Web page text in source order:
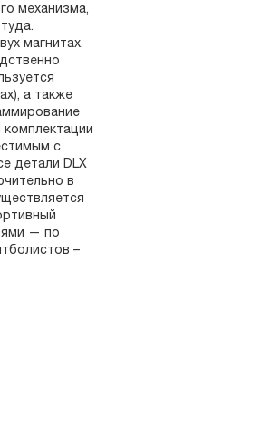
механизма,
магнитах.
а также
с
детали DLX
в
— по
–